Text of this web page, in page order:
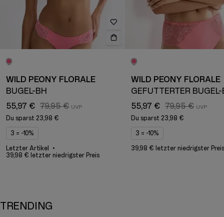
WILD PEONY FLORALE
BÜGEL-BH
55,97 € 79,95 €
Du sparst 23,98 €
3 = -10%
Letzter Artikel
39,98 € letzter niedrigster Preis
WILD PEONY FLORALE
GEFÜTTERTER BÜGEL-
55,97 € 79,95 €
Du sparst 23,98 €
3 = -10%
39,98 € letzter niedrigster Preis
TRENDING